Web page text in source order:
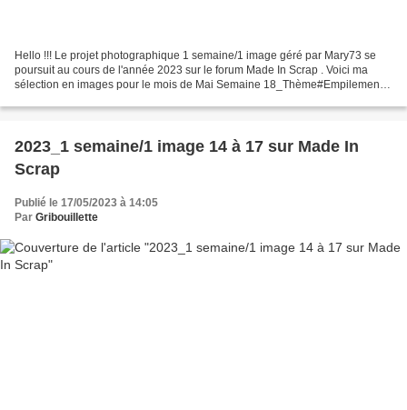
Hello !!! Le projet photographique 1 semaine/1 image géré par Mary73 se
poursuit au cours de l'année 2023 sur le forum Made In Scrap . Voici ma
sélection en images pour le mois de Mai Semaine 18_Thème#Empilement
2023_1 semaine/1 image 14 à 17 sur Made In
Scrap
Publié le 17/05/2023 à 14:05
Par Gribouillette